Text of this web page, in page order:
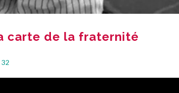
carte de la fraternité
32